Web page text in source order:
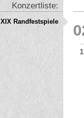
Konzertliste:
XIX Randfestspiele